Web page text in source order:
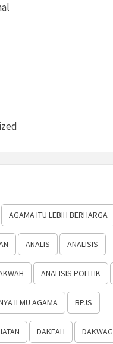
AGAMA ITU LEBIH BERHARGA
ANALIS ANALISIS
ANALISIS POLITIK
ILMU AGAMA BPJS
DAKEAH DAKWAG